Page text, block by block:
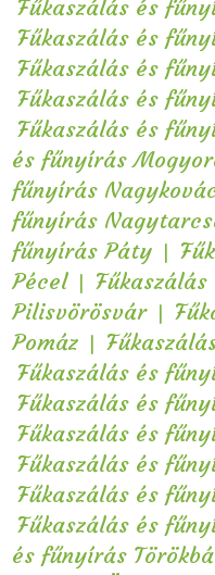
Fűkaszálás és
Fűkaszálás és
Fűkaszálás és
Fűkaszálás és
Fűkaszálás és
és fűnyírás
fűnyírás
fűnyírás
fűnyírás Páty |
Pécel |
Pilisvörösvár |
Pomáz |
Fűkaszálás és
Fűkaszálás és
Fűkaszálás és
Fűkaszálás és
Fűkaszálás és
Fűkaszálás és
és fűnyírás